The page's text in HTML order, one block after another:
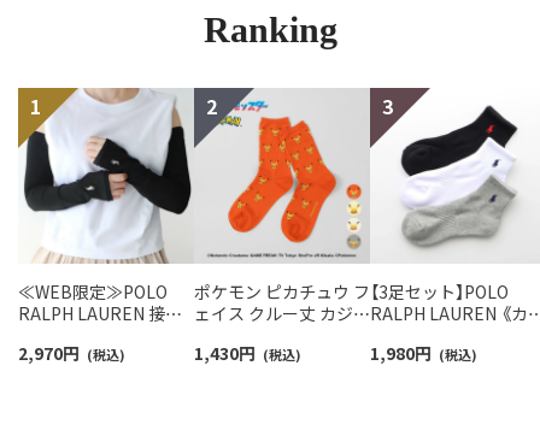
Ranking
≪WEB限定≫POLO
RALPH LAUREN 接触
ームカバー ＆ レッグウ
2,970円 (税込)
ポケモン ピカチュウ フ
ェイス クルー丈 カジュ
ス 日本製 03307006
1,430円 (税込)
【3足セット】POLO
RALPH LAUREN 《カ
アーチサポート ワンポ
1,980円 (税込)